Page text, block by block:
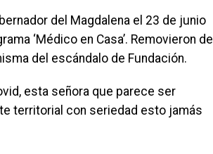
del Magdalena el 23 de junio
‘Médico en Casa’. Removieron de
del escándalo de Fundación.
esta señora que parece ser
territorial con seriedad esto jamás